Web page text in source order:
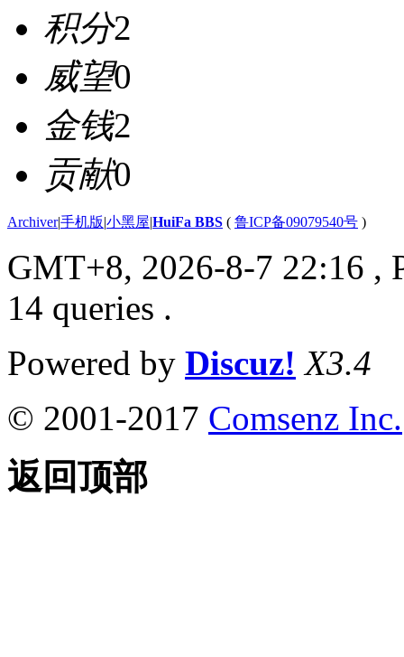
积分2
威望0
金钱2
贡献0
Archiver|手机版|小黑屋|HuiFa BBS ( 鲁ICP备09079540号 )
GMT+8, 2026-8-7 22:16 ,
14 queries .
Powered by Discuz! X3.4
© 2001-2017 Comsenz Inc.
返回顶部